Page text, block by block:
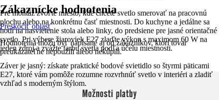
Pre montáž zvoľte miesto, kde chcete svetlo smerovať na pracovnú
plochu alebo na konkrétnu časť miestnosti. Do kuchyne a jedálne sa
hodí na nasvietenie stola alebo linky, do predsiene pre jasné orientačné
svetlo. Pri výbere žiaroviek E27 zlaďte výkon s maximom 60 W na
jeden zdroj a zvážte farbu svetla podľa účelu miestnosti.
Záver je jasný: získate praktické bodové svietidlo so štyrmi päticami
E27, ktoré vám pomôže rozumne rozvrhnúť svetlo v interiéri a zladiť
vzhľad s moderným štýlom.
Zákaznícke hodnotenia
Preskočiť oblasť
Hodnotenia môžu byť napísané aj od zákazníkov, ktorí tovar
preukázateľne nepoužili alebo nekúpili.
Možnosti platby